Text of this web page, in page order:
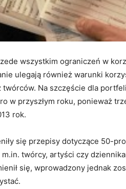
wszystkim ograniczeń w
ulegają również warunki
twórców. Na szczęście dla
w przyszłym roku, ponieważ
rok.
się przepisy dotyczące 50-
twórcy, artyści czy
się, wprowadzony jednak